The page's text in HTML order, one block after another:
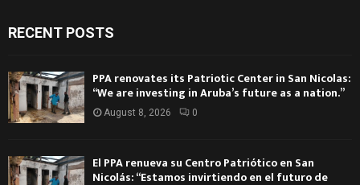
RECENT POSTS
PPA renovates its Patriotic Center in San Nicolas:
“We are investing in Aruba’s future as a nation.”
August 8, 2026 0
El PPA renueva su Centro Patriótico en San
Nicolás: “Estamos invirtiendo en el futuro de